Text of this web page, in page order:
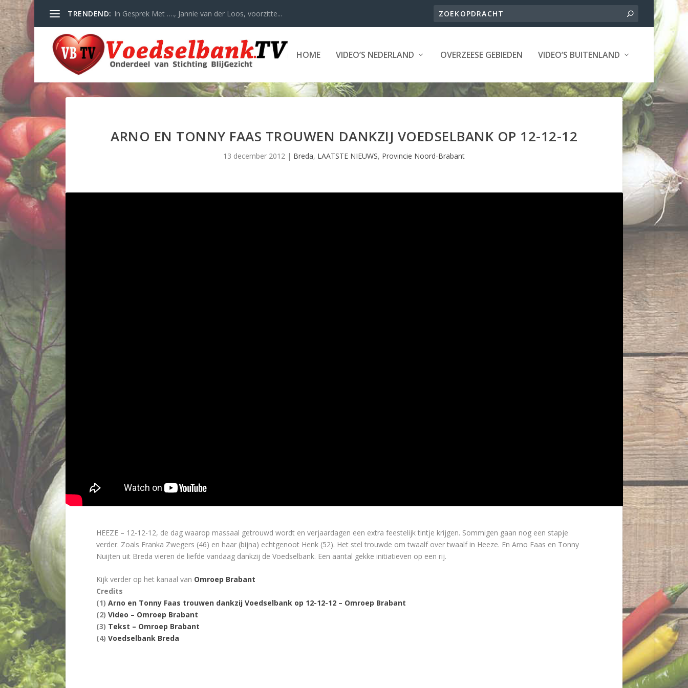
TRENDEND: In Gesprek Met …., Jannie van der Loos, voorzitte...
HOME VIDEO’S NEDERLAND OVERZEESE GEBIEDEN VIDEO’S BUITENLAND
ARNO EN TONNY FAAS TROUWEN DANKZIJ VOEDSELBANK OP 12-12-12
13 december 2012 | Breda, LAATSTE NIEUWS, Provincie Noord-Brabant
HEEZE – 12-12-12, de dag waarop massaal getrouwd wordt en verjaardagen een extra feestelijk tintje krijgen. Sommigen gaan nog een stapje
verder. Zoals Franka Zwegers (46) en haar (bijna) echtgenoot Henk (52). Het stel trouwde om twaalf over twaalf in Heeze. En Arno Faas en Tonny
Nuijten uit Breda vieren de liefde vandaag dankzij de Voedselbank. Een aantal gekke initiatieven op een rij.
Kijk verder op het kanaal van Omroep Brabant
Credits
(1) Arno en Tonny Faas trouwen dankzij Voedselbank op 12-12-12 – Omroep Brabant
(2) Video – Omroep Brabant
(3) Tekst – Omroep Brabant
(4) Voedselbank Breda